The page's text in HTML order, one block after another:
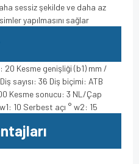
sessiz şekilde ve daha az
yapılmasını sağlar
20 Kesme genişliği (b1) mm /
sayısı: 36 Diş biçimi: ATB
Kesme sonucu: 3 NL/Çap
10 Serbest açı ° w2: 15